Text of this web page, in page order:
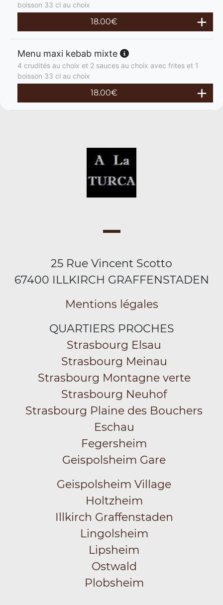
boisson 33 cl au choix
18.00€
Menu maxi kebab mixte
4 crudités au choix et 2 sauces au choix avec frites et 1
boisson 33 cl au choix
18.00€
25 Rue Vincent Scotto
67400 ILLKIRCH GRAFFENSTADEN
Mentions légales
QUARTIERS PROCHES
Strasbourg Elsau
Strasbourg Meinau
Strasbourg Montagne verte
Strasbourg Neuhof
Strasbourg Plaine des Bouchers
Eschau
Fegersheim
Geispolsheim Gare
Geispolsheim Village
Holtzheim
Illkirch Graffenstaden
Lingolsheim
Lipsheim
Ostwald
Plobsheim